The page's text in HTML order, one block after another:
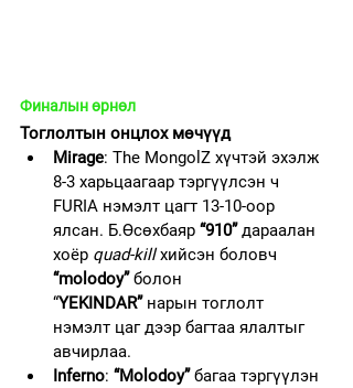
Финалын өрнөл
Тоглолтын онцлох мөчүүд
Mirage: The MongolZ хүчтэй эхэлж
8-3 харьцаагаар тэргүүлсэн ч
FURIA нэмэлт цагт 13-10-оор
ялсан. Б.Өсөхбаяр “910” дараалан
хоёр quad-kill хийсэн боловч
“molodoy” болон
“YEKINDAR” нарын тоглолт
нэмэлт цаг дээр багтаа ялалтыг
авчирлаа.
Inferno: “Molodoy” багаа тэргүүлэн